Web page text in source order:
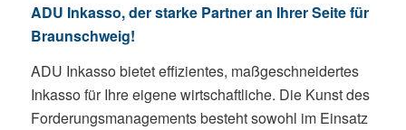
ADU Inkasso, der starke Partner an Ihrer Seite für
Braunschweig!
ADU Inkasso bietet effizientes, maßgeschneidertes
Inkasso für Ihre eigene wirtschaftliche. Die Kunst des
Forderungsmanagements besteht sowohl im Einsatz